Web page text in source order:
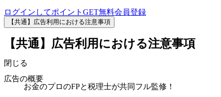
ログインしてポイントGET無料会員登録
【共通】広告利用における注意事項
【共通】広告利用における注意事項
閉じる
広告の概要
お金のプロのFPと税理士が共同フル監修！